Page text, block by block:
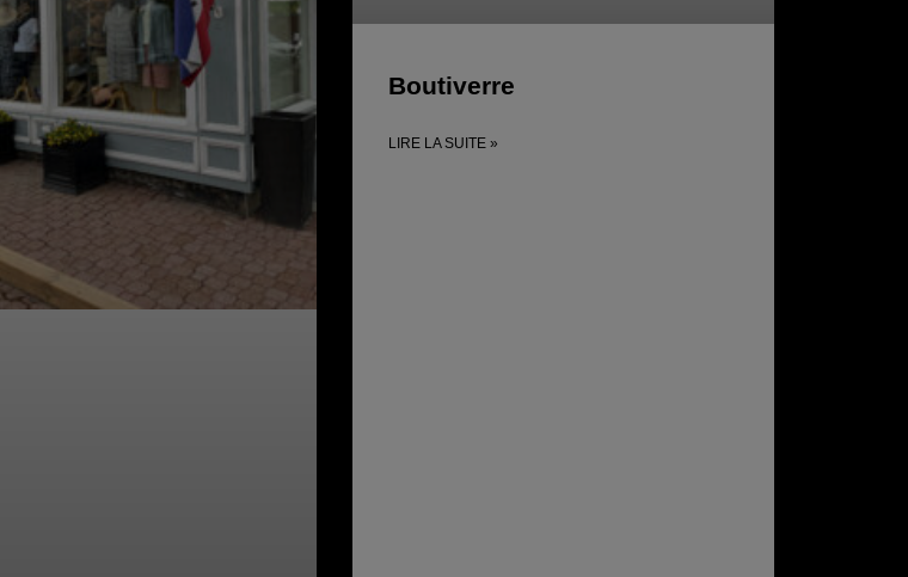
Boutiverre
LIRE LA SUITE »